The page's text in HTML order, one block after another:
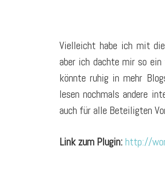
Vielleicht habe ich mit
aber ich dachte mir so
könnte ruhig in mehr
lesen nochmals andere
auch für alle Beteiligten
Link zum Plugin: http://